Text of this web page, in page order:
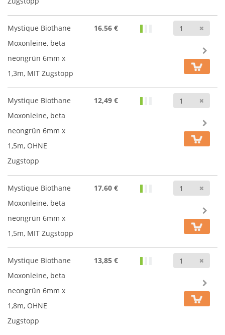
Mystique Biothane
Moxonleine, beta
neongrün 6mm x
1,3m, MIT Zugstopp
16,56 €
Mystique Biothane
Moxonleine, beta
neongrün 6mm x
1,5m, OHNE
Zugstopp
12,49 €
Mystique Biothane
Moxonleine, beta
neongrün 6mm x
1,5m, MIT Zugstopp
17,60 €
Mystique Biothane
Moxonleine, beta
neongrün 6mm x
1,8m, OHNE
Zugstopp
13,85 €